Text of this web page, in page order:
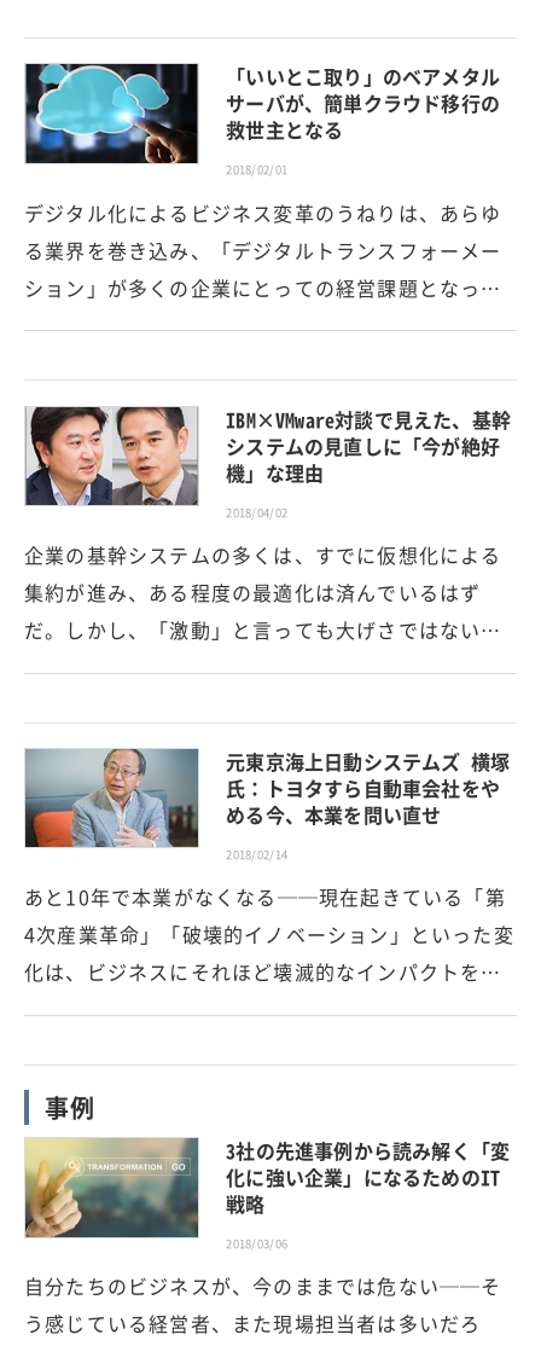
「いいとこ取り」のベアメタル
サーバが、簡単クラウド移行の
救世主となる
2018/02/01
デジタル化によるビジネス変革のうねりは、あらゆ
る業界を巻き込み、「デジタルトランスフォーメー
ション」が多くの企業にとっての経営課題となっ…
IBM×VMware対談で見えた、基幹
システムの見直しに「今が絶好
機」な理由
2018/04/02
企業の基幹システムの多くは、すでに仮想化による
集約が進み、ある程度の最適化は済んでいるはず
だ。しかし、「激動」と言っても大げさではない…
元東京海上日動システムズ 横塚
氏：トヨタすら自動車会社をや
める今、本業を問い直せ
2018/02/14
あと10年で本業がなくなる──現在起きている「第
4次産業革命」「破壊的イノベーション」といった変
化は、ビジネスにそれほど壊滅的なインパクトを…
事例
3社の先進事例から読み解く「変
化に強い企業」になるためのIT
戦略
2018/03/06
自分たちのビジネスが、今のままでは危ない──そ
う感じている経営者、また現場担当者は多いだろ